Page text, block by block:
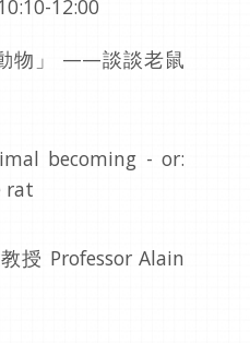
12:00
物」 ——談談老鼠
becoming - or:
rat
授 Professor Alain